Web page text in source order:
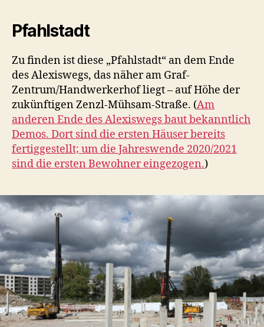
Pfahlstadt
Zu finden ist diese „Pfahlstadt“ an dem Ende
des Alexiswegs, das näher am Graf-
Zentrum/Handwerkerhof liegt – auf Höhe der
zukünftigen Zenzl-Mühsam-Straße. (Am
anderen Ende des Alexiswegs baut bekanntlich
Demos. Dort sind die ersten Häuser bereits
fertiggestellt; um die Jahreswende 2020/2021
sind die ersten Bewohner eingezogen.)